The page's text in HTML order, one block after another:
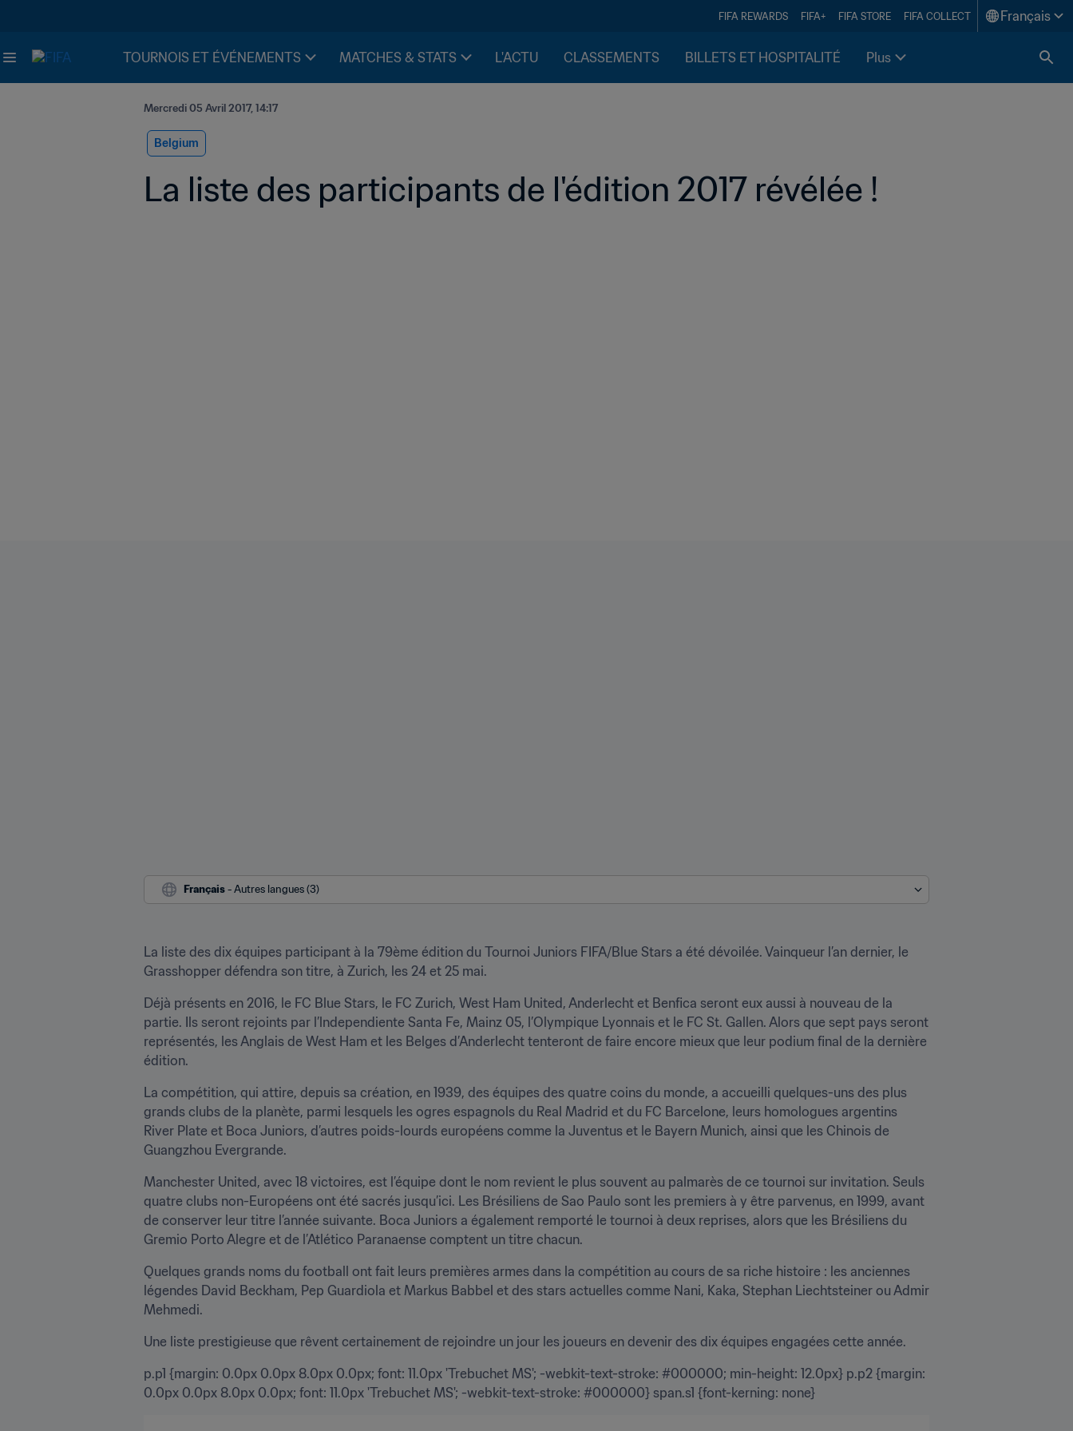
FIFA REWARDS FIFA+ FIFA STORE FIFA COLLECT Français
TOURNOIS ET ÉVÉNEMENTS MATCHES & STATS L'ACTU CLASSEMENTS BILLETS ET HOSPITALITÉ Plus
Mercredi 05 Avril 2017, 14:17
Belgium
La liste des participants de l'édition 2017 révélée !
Français - Autres langues (3)
La liste des dix équipes participant à la 79ème édition du Tournoi Juniors FIFA/Blue Stars a été dévoilée. Vainqueur l’an dernier, le
Grasshopper défendra son titre, à Zurich, les 24 et 25 mai.
Déjà présents en 2016, le FC Blue Stars, le FC Zurich, West Ham United, Anderlecht et Benfica seront eux aussi à nouveau de la
partie. Ils seront rejoints par l’lndependiente Santa Fe, Mainz 05, l’Olympique Lyonnais et le FC St. Gallen. Alors que sept pays seront
représentés, les Anglais de West Ham et les Belges d’Anderlecht tenteront de faire encore mieux que leur podium final de la dernière
édition.
La compétition, qui attire, depuis sa création, en 1939, des équipes des quatre coins du monde, a accueilli quelques-uns des plus
grands clubs de la planète, parmi lesquels les ogres espagnols du Real Madrid et du FC Barcelone, leurs homologues argentins
River Plate et Boca Juniors, d’autres poids-lourds européens comme la Juventus et le Bayern Munich, ainsi que les Chinois de
Guangzhou Evergrande.
Manchester United, avec 18 victoires, est l’équipe dont le nom revient le plus souvent au palmarès de ce tournoi sur invitation. Seuls
quatre clubs non-Européens ont été sacrés jusqu’ici. Les Brésiliens de Sao Paulo sont les premiers à y être parvenus, en 1999, avant
de conserver leur titre l’année suivante. Boca Juniors a également remporté le tournoi à deux reprises, alors que les Brésiliens du
Gremio Porto Alegre et de l’Atlético Paranaense comptent un titre chacun.
Quelques grands noms du football ont fait leurs premières armes dans la compétition au cours de sa riche histoire : les anciennes
légendes David Beckham, Pep Guardiola et Markus Babbel et des stars actuelles comme Nani, Kaka, Stephan Liechtsteiner ou Admir
Mehmedi.
Une liste prestigieuse que rêvent certainement de rejoindre un jour les joueurs en devenir des dix équipes engagées cette année.
p.p1 {margin: 0.0px 0.0px 8.0px 0.0px; font: 11.0px 'Trebuchet MS'; -webkit-text-stroke: #000000; min-height: 12.0px} p.p2 {margin:
0.0px 0.0px 8.0px 0.0px; font: 11.0px 'Trebuchet MS'; -webkit-text-stroke: #000000} span.s1 {font-kerning: none}